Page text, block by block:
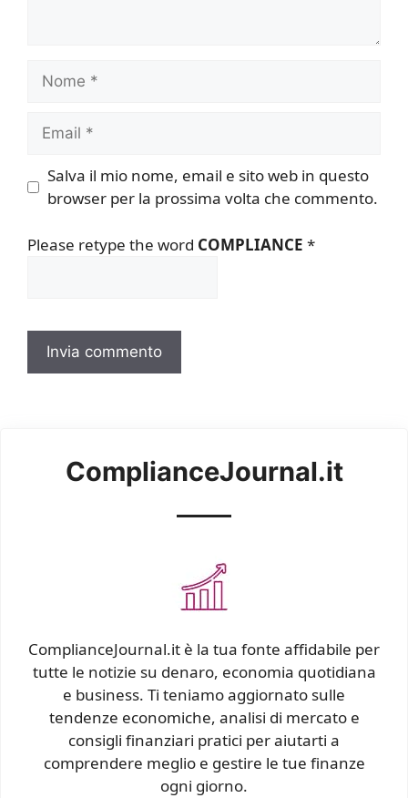
Nome
Email
Salva il mio nome, email e sito web in questo
browser per la prossima volta che commento.
Please retype the word COMPLIANCE *
ComplianceJournal.it
ComplianceJournal.it è la tua fonte affidabile per
tutte le notizie su denaro, economia quotidiana
e business. Ti teniamo aggiornato sulle
tendenze economiche, analisi di mercato e
consigli finanziari pratici per aiutarti a
comprendere meglio e gestire le tue finanze
ogni giorno.